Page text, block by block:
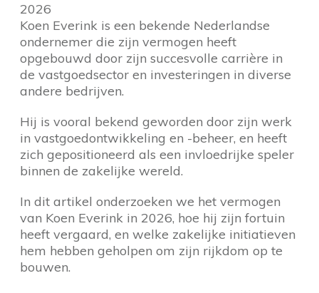
2026
Koen Everink is een bekende Nederlandse
ondernemer die zijn vermogen heeft
opgebouwd door zijn succesvolle carrière in
de vastgoedsector en investeringen in diverse
andere bedrijven.
Hij is vooral bekend geworden door zijn werk
in vastgoedontwikkeling en -beheer, en heeft
zich gepositioneerd als een invloedrijke speler
binnen de zakelijke wereld.
In dit artikel onderzoeken we het vermogen
van Koen Everink in 2026, hoe hij zijn fortuin
heeft vergaard, en welke zakelijke initiatieven
hem hebben geholpen om zijn rijkdom op te
bouwen.